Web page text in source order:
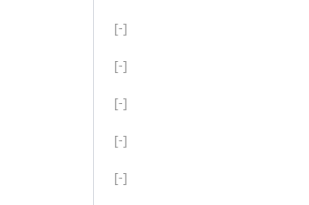
[-]
[-]
[-]
[-]
[-]